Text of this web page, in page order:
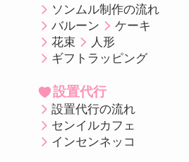
ソンムル制作の流れ
バルーン
ケーキ
花束
人形
ギフトラッピング
設置代行
設置代行の流れ
センイルカフェ
インセンネッコ